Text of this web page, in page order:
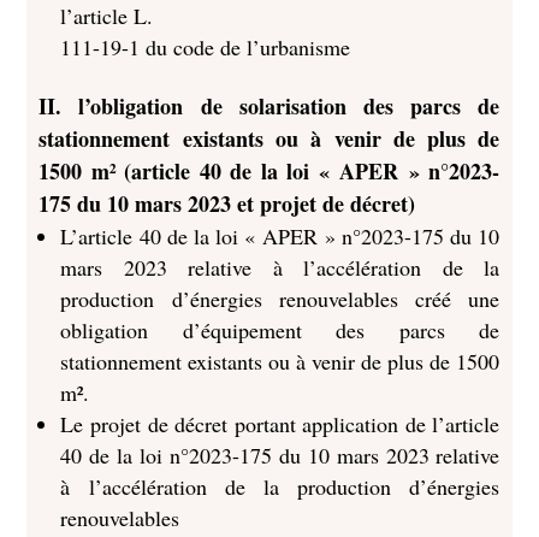
l’article L.
111-19-1 du code de l’urbanisme
II. l’obligation de solarisation des parcs de
stationnement existants ou à venir de plus de
1500 m² (article 40 de la loi « APER »n°2023-
175 du 10 mars 2023 et projet de décret)
L’article 40 de la loi « APER » n°2023-175 du 10
mars 2023 relative à l’accélération de la
production d’énergies renouvelables créé une
obligation d’équipement des parcs de
stationnement existants ou à venir de plus de 1500
m².
Le projet de décret portant application de l’article
40 de la loi n°2023-175 du 10 mars 2023 relative
à l’accélération de la production d’énergies
renouvelables